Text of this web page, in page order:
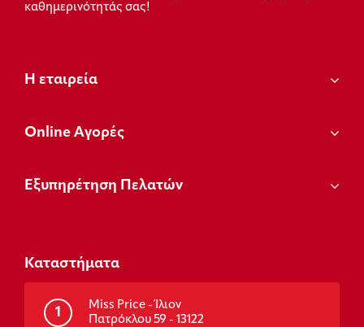
καθημερινότητάς σας!
Η εταιρεία
Οnline Αγορές
Εξυπηρέτηση Πελατών
Καταστήματα
1
Miss Price - Ίλιον
Πατρόκλου 59 - 13122